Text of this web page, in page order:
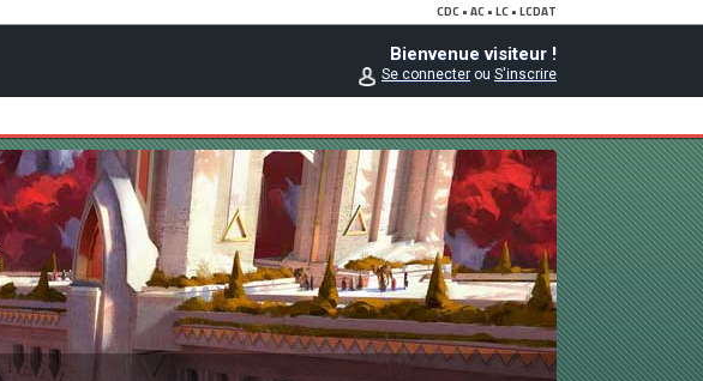
Bienvenue visiteur !
Se connecterou S'inscrire